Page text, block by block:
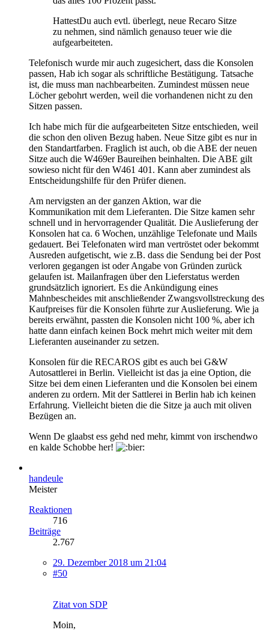
HattestDu auch evtl. überlegt, neue Recaro Sitze
zu nehmen, sind nämlich genauso teuer wie die
aufgearbeiteten.
Telefonisch wurde mir auch zugesichert, dass die Konsolen
passen, Hab ich sogar als schriftliche Bestätigung. Tatsache
ist, die muss man nachbearbeiten. Zumindest müssen neue
Löcher gebohrt werden, weil die vorhandenen nicht zu den
Sitzen passen.
Ich habe mich für die aufgearbeiteten Sitze entschieden, weil
die schon den oliven Bezug haben. Neue Sitze gibt es nur in
den Standartfarben. Fraglich ist auch, ob die ABE der neuen
Sitze auch die W469er Baureihen beinhalten. Die ABE gilt
sowieso nicht für den W461 401. Kann aber zumindest als
Entscheidungshilfe für den Prüfer dienen.
Am nervigsten an der ganzen Aktion, war die
Kommunikation mit dem Lieferanten. Die Sitze kamen sehr
schnell und in hervorragender Qualität. Die Auslieferung der
Konsolen hat ca. 6 Wochen, unzählige Telefonate und Mails
gedauert. Bei Telefonaten wird man vertröstet oder bekommt
Ausreden aufgetischt, wie z.B. dass die Sendung bei der Post
verloren gegangen ist oder Angabe von Gründen zurück
gelaufen ist. Mailanfragen über den Lieferstatus werden
grundsätzlich ignoriert. Es die Ankündigung eines
Mahnbescheides mit anschließender Zwangsvollstreckung des
Kaufpreises für die Konsolen führte zur Auslieferung. Wie ja
bereits erwähnt, passten die Konsolen nicht 100 %, aber ich
hatte dann einfach keinen Bock mehrt mich weiter mit dem
Lieferanten auseinander zu setzen.
Konsolen für die RECAROS gibt es auch bei G&W
Autosattlerei in Berlin. Vielleicht ist das ja eine Option, die
Sitze bei dem einen Lieferanten und die Konsolen bei einem
anderen zu ordern. Mit der Sattlerei in Berlin hab ich keinen
Erfahrung. Vielleicht bieten die die Sitze ja auch mit oliven
Bezügen an.
Wenn De glaabst ess gehd ned mehr, kimmt von irschendwo
en kalde Schobbe her!
handeule
Meister
Reaktionen
716
Beiträge
2.767
29. Dezember 2018 um 21:04
#50
Zitat von SDP
Moin,